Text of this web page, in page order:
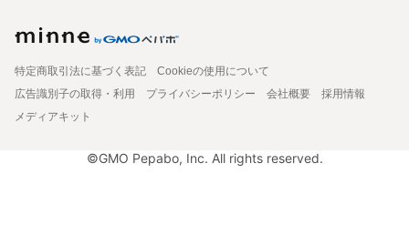
特定商取引法に基づく表記
Cookieの使用について
広告識別子の取得・利用
プライバシーポリシー 会社概要
採用情報
メディアキット
©GMO Pepabo, Inc. All rights reserved.